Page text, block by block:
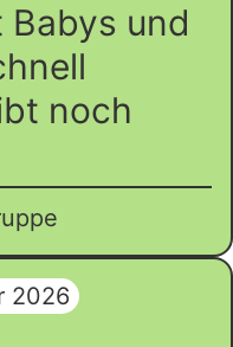
Babys und
noch
2026